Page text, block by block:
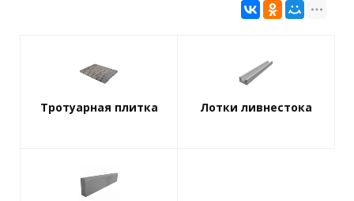
Тротуарная плитка Лотки ливнестока